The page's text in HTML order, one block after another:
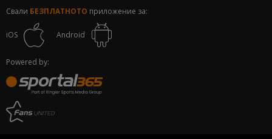
Свали БЕЗПЛАТНОТО приложение за:
iOS Android
Powered by: